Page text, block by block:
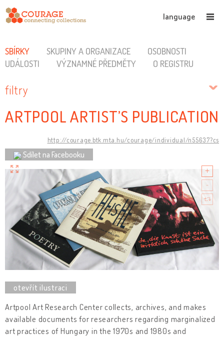
language
SBÍRKY SKUPINY A ORGANIZACE
OSOBNOSTI
UDÁLOSTI
VÝZNAMNÉ PŘEDMĚTY O REGISTRU
filtry
ARTPOOL ARTIST’S PUBLICATION
http://courage.btk.mta.hu/courage/individual/n55637?cs
Sdílet na Facebooku
Artpool Art Research Center collects, archives, and makes
available documents for researchers regarding marginalized
art practices of Hungary in the 1970s and 1980s and